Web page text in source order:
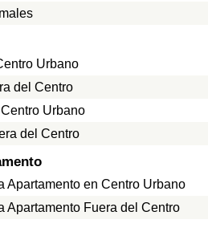
Urbano
del Centro
Urbano
del Centro
Apartamento en Centro Urbano
Apartamento Fuera del Centro